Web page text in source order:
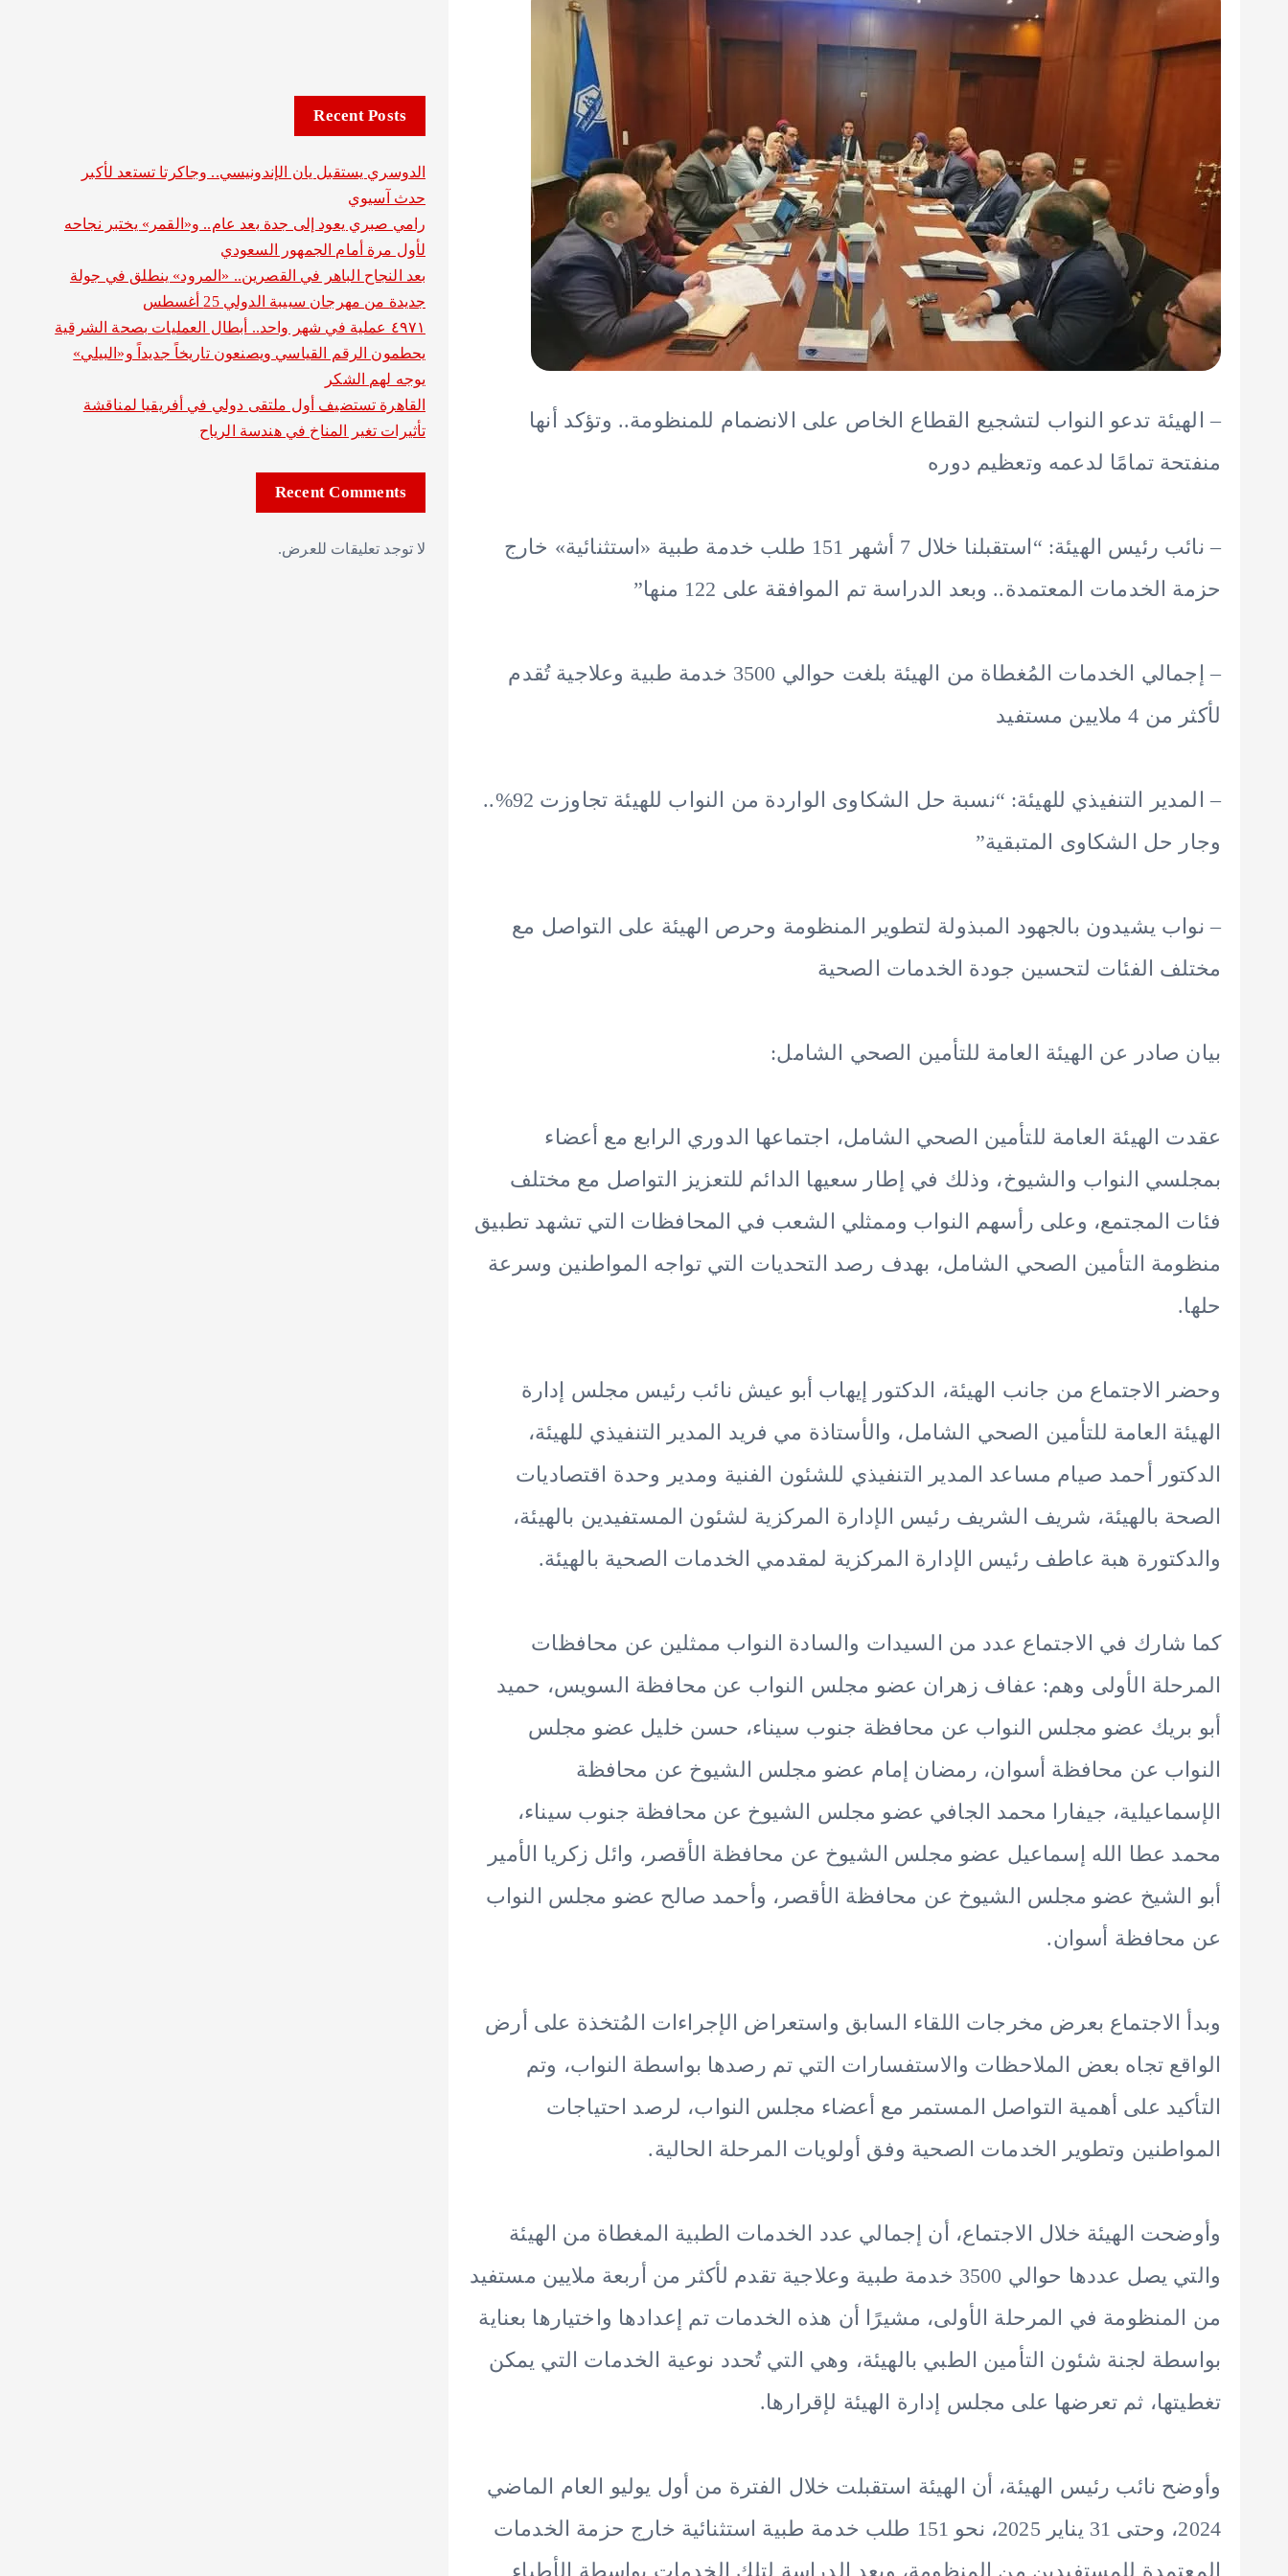
– الهيئة تدعو النواب لتشجيع القطاع الخاص على الانضمام للمنظومة.. وتؤكد أنها
منفتحة تمامًا لدعمه وتعظيم دوره
– نائب رئيس الهيئة: “استقبلنا خلال 7 أشهر 151 طلب خدمة طبية «استثنائية» خارج
حزمة الخدمات المعتمدة.. وبعد الدراسة تم الموافقة على 122 منها”
– إجمالي الخدمات المُغطاة من الهيئة بلغت حوالي 3500 خدمة طبية وعلاجية تُقدم
لأكثر من 4 ملايين مستفيد
– المدير التنفيذي للهيئة: “نسبة حل الشكاوى الواردة من النواب للهيئة تجاوزت 92%..
وجار حل الشكاوى المتبقية”
– نواب يشيدون بالجهود المبذولة لتطوير المنظومة وحرص الهيئة على التواصل مع
مختلف الفئات لتحسين جودة الخدمات الصحية
بيان صادر عن الهيئة العامة للتأمين الصحي الشامل:
عقدت الهيئة العامة للتأمين الصحي الشامل، اجتماعها الدوري الرابع مع أعضاء
بمجلسي النواب والشيوخ، وذلك في إطار سعيها الدائم للتعزيز التواصل مع مختلف
فئات المجتمع، وعلى رأسهم النواب وممثلي الشعب في المحافظات التي تشهد تطبيق
منظومة التأمين الصحي الشامل، بهدف رصد التحديات التي تواجه المواطنين وسرعة
حلها.
وحضر الاجتماع من جانب الهيئة، الدكتور إيهاب أبو عيش نائب رئيس مجلس إدارة
الهيئة العامة للتأمين الصحي الشامل، والأستاذة مي فريد المدير التنفيذي للهيئة،
الدكتور أحمد صيام مساعد المدير التنفيذي للشئون الفنية ومدير وحدة اقتصاديات
الصحة بالهيئة، شريف الشريف رئيس الإدارة المركزية لشئون المستفيدين بالهيئة،
والدكتورة هبة عاطف رئيس الإدارة المركزية لمقدمي الخدمات الصحية بالهيئة.
كما شارك في الاجتماع عدد من السيدات والسادة النواب ممثلين عن محافظات
المرحلة الأولى وهم: عفاف زهران عضو مجلس النواب عن محافظة السويس، حميد
أبو بريك عضو مجلس النواب عن محافظة جنوب سيناء، حسن خليل عضو مجلس
النواب عن محافظة أسوان، رمضان إمام عضو مجلس الشيوخ عن محافظة
الإسماعيلية، جيفارا محمد الجافي عضو مجلس الشيوخ عن محافظة جنوب سيناء،
محمد عطا الله إسماعيل عضو مجلس الشيوخ عن محافظة الأقصر، وائل زكريا الأمير
أبو الشيخ عضو مجلس الشيوخ عن محافظة الأقصر، وأحمد صالح عضو مجلس النواب
عن محافظة أسوان.
وبدأ الاجتماع بعرض مخرجات اللقاء السابق واستعراض الإجراءات المُتخذة على أرض
الواقع تجاه بعض الملاحظات والاستفسارات التي تم رصدها بواسطة النواب، وتم
التأكيد على أهمية التواصل المستمر مع أعضاء مجلس النواب، لرصد احتياجات
المواطنين وتطوير الخدمات الصحية وفق أولويات المرحلة الحالية.
وأوضحت الهيئة خلال الاجتماع، أن إجمالي عدد الخدمات الطبية المغطاة من الهيئة
والتي يصل عددها حوالي 3500 خدمة طبية وعلاجية تقدم لأكثر من أربعة ملايين مستفيد
من المنظومة في المرحلة الأولى، مشيرًا أن هذه الخدمات تم إعدادها واختيارها بعناية
بواسطة لجنة شئون التأمين الطبي بالهيئة، وهي التي تُحدد نوعية الخدمات التي يمكن
تغطيتها، ثم تعرضها على مجلس إدارة الهيئة لإقرارها.
وأوضح نائب رئيس الهيئة، أن الهيئة استقبلت خلال الفترة من أول يوليو العام الماضي
2024، وحتى 31 يناير 2025، نحو 151 طلب خدمة طبية استثنائية خارج حزمة الخدمات
المعتمدة للمستفيدين من المنظومة، وبعد الدراسة لتلك الخدمات بواسطة الأطباء
Recent Posts
الدوسري يستقبل يان الإندونيسي.. وجاكرتا تستعد لأكبر
حدث آسيوي
رامي صبري يعود إلى جدة بعد عام.. و«القمر» يختبر نجاحه
لأول مرة أمام الجمهور السعودي
بعد النجاح الباهر في القصرين.. «المرود» ينطلق في جولة
جديدة من مهرجان سبيبة الدولي 25 أغسطس
٤٩٧١ عملية في شهر واحد.. أبطال العمليات بصحة الشرقية
يحطمون الرقم القياسي ويصنعون تاريخاً جديداً و«البيلي»
يوجه لهم الشكر
القاهرة تستضيف أول ملتقى دولي في أفريقيا لمناقشة
تأثيرات تغير المناخ في هندسة الرياح
Recent Comments
لا توجد تعليقات للعرض.